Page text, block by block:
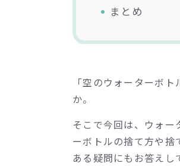
まとめ
「空のウォーターボ
か。
そこで今回は、ウォ
ーボトルの捨て方や捨
ある疑問にもお答えし